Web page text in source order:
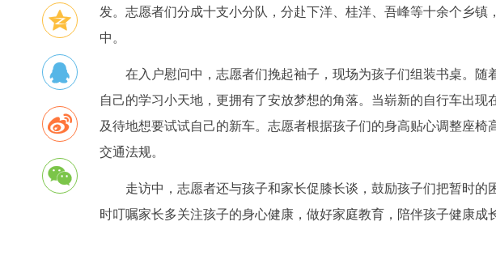
发。志愿者们分成十支小分队，分赴下洋、桂洋、吾峰等十余个乡
中。
在入户慰问中，志愿者们挽起袖子，现场为孩子们组装书桌。
自己的学习小天地，更拥有了安放梦想的角落。当崭新的自行车出
及待地想要试试自己的新车。志愿者根据孩子们的身高贴心调整座
交通法规。
走访中，志愿者还与孩子和家长促膝长谈，鼓励孩子们把暂时的
时叮嘱家长多关注孩子的身心健康，做好家庭教育，陪伴孩子健康成